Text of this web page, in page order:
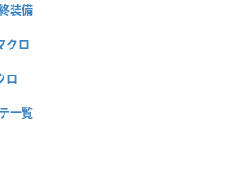
装備
クロ
ロ
一覧